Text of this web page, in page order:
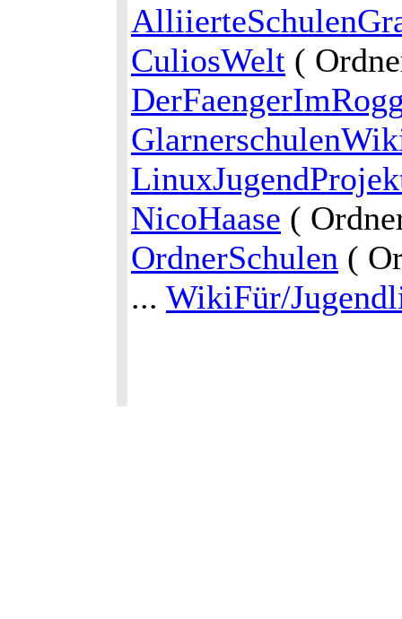
CuliosWelt (
NicoHaase (
OrdnerSchulen (
... WikiFür/